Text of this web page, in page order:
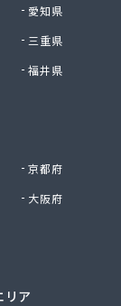
所
愛知県
三重県
福井県
京都府
大阪府
リア